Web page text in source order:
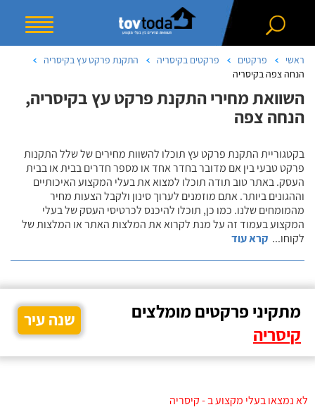
ראשי פרקטים פרקטים בקיסריה
התקנת פרקט עץ בקיסריה
הנחה צפה בקיסריה
השוואת מחירי התקנת פרקט עץ בקיסריה,
הנחה צפה
בקטגוריית התקנת פרקט עץ תוכלו להשוות מחירים של שלל התקנות
פרקט טבעי בין אם מדובר בחדר אחד או מספר חדרים בבית או בבית
העסק. באתר טוב תודה תוכלו למצוא את בעלי המקצוע האיכותיים
וההגונים ביותר. אתם מוזמנים לערוך סינון ולקבל הצעות מחיר
מהמומחים שלנו. כמו כן, תוכלו להיכנס לכרטיסי העסק של בעלי
המקצוע בעמוד זה על מנת לקרוא את המלצות האתר או המלצות של
לקוחו... קרא עוד
מתקיני פרקטים מומלצים
קיסריה
שנה עיר
לא נמצאו בעלי מקצוע ב - קיסריה